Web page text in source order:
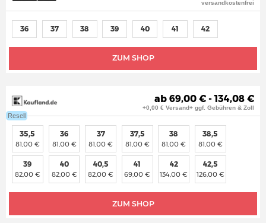
versandkostenfrei
ZUM SHOP
36 37 38 39 40 41 42
Resell
ab 69,00 € - 134,08 €
+0,00 € Versand+ ggf. Gebühren & Zoll
ZUM SHOP
35,5
81,00 €
36
81,00 €
37
81,00 €
37,5
81,00 €
38
81,00 €
38,5
81,00 €
39
82,00 €
40
82,00 €
40,5
82,00 €
41
69,00 €
42
134,00 €
42,5
126,00 €